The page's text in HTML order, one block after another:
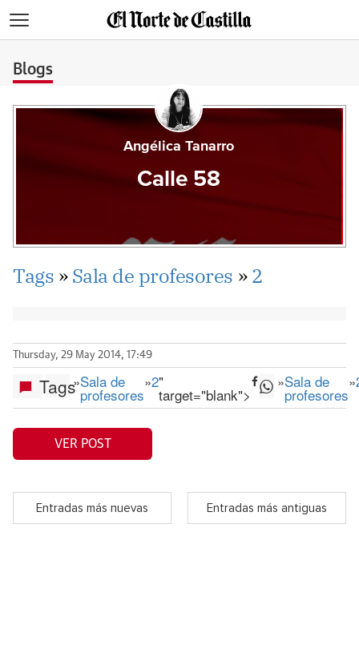
Blogs
Angélica Tanarro
Calle 58
Tags »Sala de profesores »2
Thursday, 29 May 2014, 17:49
Tags»Sala de
profesores
»2"
target="blank">
»Sala de
profesores
»
VER POST
Entradas más nuevas Entradas más antiguas